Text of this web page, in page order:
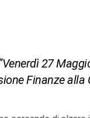
27
Finanze